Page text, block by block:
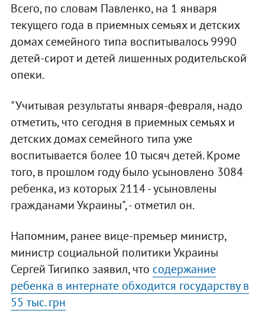
Всего, по словам Павленко, на 1 января
текущего года в приемных семьях и детских
домах семейного типа воспитывалось 9990
детей-сирот и детей лишенных родительской
опеки.
"Учитывая результаты января-февраля, надо
отметить, что сегодня в приемных семьях и
детских домах семейного типа уже
воспитывается более 10 тысяч детей. Кроме
того, в прошлом году было усыновлено 3084
ребенка, из которых 2114 - усыновлены
гражданами Украины", - отметил он.
Напомним, ранее вице-премьер министр,
министр социальной политики Украины
Сергей Тигипко заявил, что содержание
ребенка в интернате обходится государству в
55 тыс. грн